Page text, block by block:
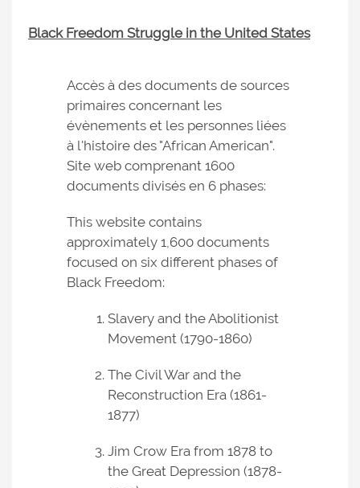
Black Freedom Struggle in the United States
Accès à des documents de sources
primaires concernant les
évènements et les personnes liées
à l'histoire des "African American".
Site web comprenant 1600
documents divisés en 6 phases:
This website contains
approximately 1,600 documents
focused on six different phases of
Black Freedom:
Slavery and the Abolitionist
Movement (1790-1860)
The Civil War and the
Reconstruction Era (1861-
1877)
Jim Crow Era from 1878 to
the Great Depression (1878-